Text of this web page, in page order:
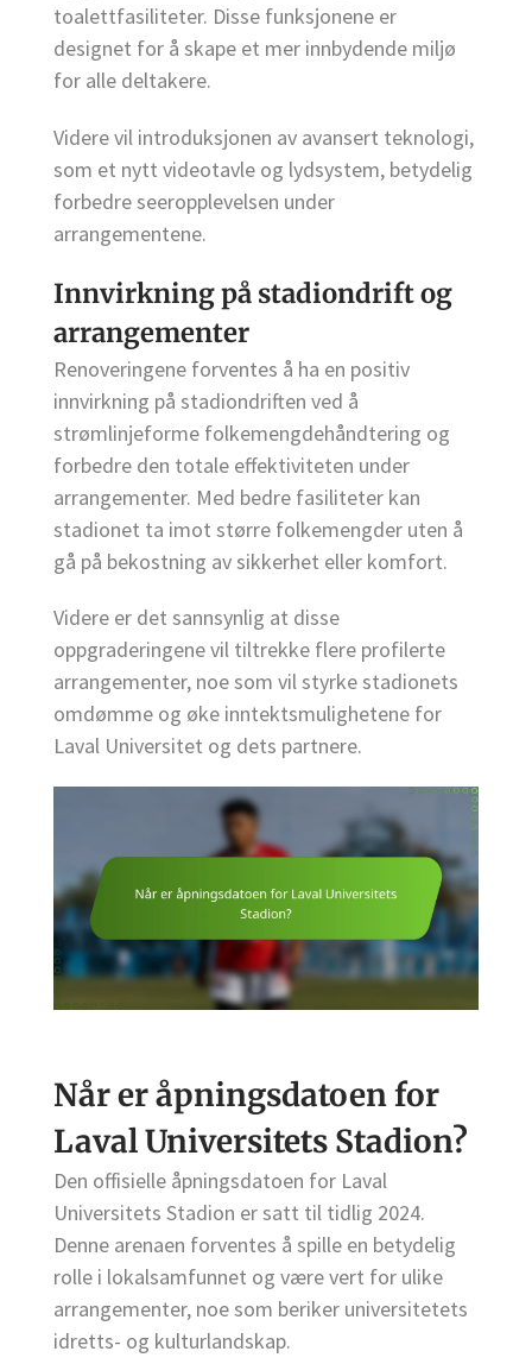
toalettfasiliteter. Disse funksjonene er
designet for å skape et mer innbydende miljø
for alle deltakere.
Videre vil introduksjonen av avansert teknologi,
som et nytt videotavle og lydsystem, betydelig
forbedre seeropplevelsen under
arrangementene.
Innvirkning på stadiondrift og
arrangementer
Renoveringene forventes å ha en positiv
innvirkning på stadiondriften ved å
strømlinjeforme folkemengdehåndtering og
forbedre den totale effektiviteten under
arrangementer. Med bedre fasiliteter kan
stadionet ta imot større folkemengder uten å
gå på bekostning av sikkerhet eller komfort.
Videre er det sannsynlig at disse
oppgraderingene vil tiltrekke flere profilerte
arrangementer, noe som vil styrke stadionets
omdømme og øke inntektsmulighetene for
Laval Universitet og dets partnere.
Når er åpningsdatoen for
Laval Universitets Stadion?
Den offisielle åpningsdatoen for Laval
Universitets Stadion er satt til tidlig 2024.
Denne arenaen forventes å spille en betydelig
rolle i lokalsamfunnet og være vert for ulike
arrangementer, noe som beriker universitetets
idretts- og kulturlandskap.